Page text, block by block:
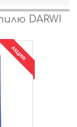
DARWI
АКЦИЯ!